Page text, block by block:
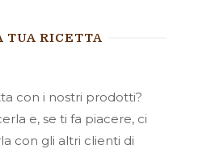
TUA RICETTA
con i nostri prodotti?
e, se ti fa piacere, ci
con gli altri clienti di